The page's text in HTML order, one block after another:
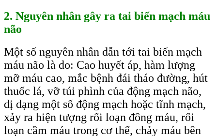
2. Nguyên nhân gây ra tai biến mạch máu
não
Một số nguyên nhân dẫn tới tai biến mạch
máu não là do: Cao huyết áp, hàm lượng
mỡ máu cao, mắc bệnh đái tháo đường, hút
thuốc lá, vỡ túi phình của động mạch não,
dị dạng một số động mạch hoặc tĩnh mạch,
xảy ra hiện tượng rối loạn đông máu, rối
loạn cầm máu trong cơ thể, chảy máu bên